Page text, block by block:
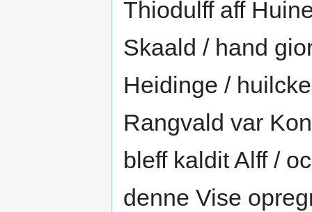
Thiodulff aff
Skaald / hand
Heidinge /
Rangvald var
bleff kaldit Alff /
denne Vise